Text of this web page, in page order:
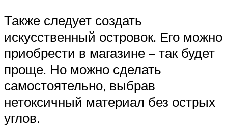
Также следует создать
искусственный островок. Его можно
приобрести в магазине – так будет
проще. Но можно сделать
самостоятельно, выбрав
нетоксичный материал без острых
углов.